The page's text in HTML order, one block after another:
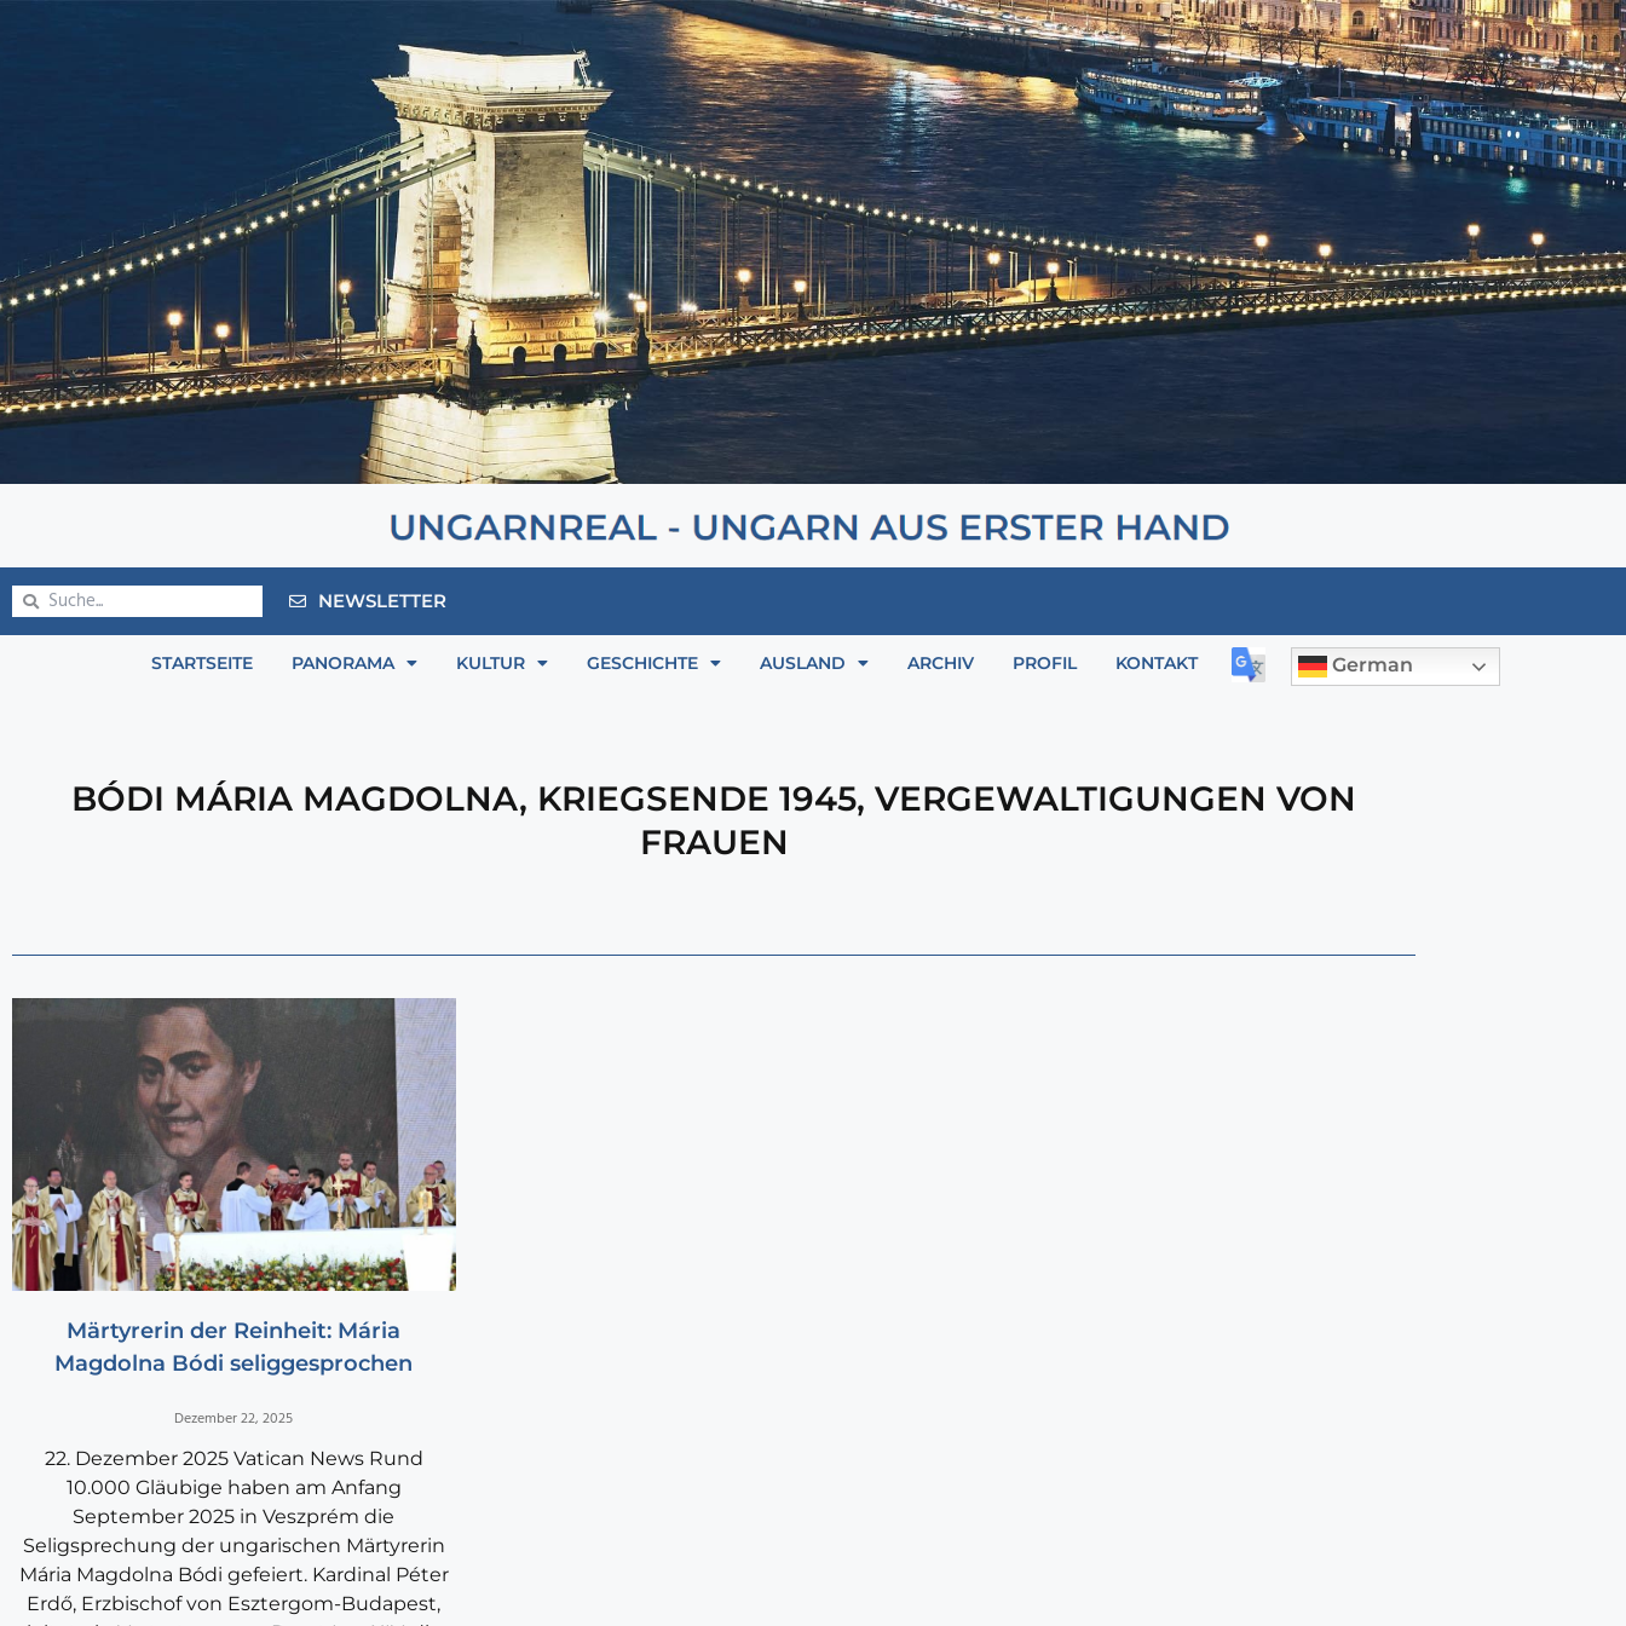
NEWSLETTER
STARTSEITE PANORAMA KULTUR GESCHICHTE AUSLAND ARCHIV PROFIL KONTAKT German
BÓDI MÁRIA MAGDOLNA, KRIEGSENDE 1945, VERGEWALTIGUNGEN VON
FRAUEN
Märtyrerin der Reinheit: Mária
Magdolna Bódi seliggesprochen
Dezember 22, 2025
22. Dezember 2025 Vatican News Rund
10.000 Gläubige haben am Anfang
September 2025 in Veszprém die
Seligsprechung der ungarischen Märtyrerin
Mária Magdolna Bódi gefeiert. Kardinal Péter
Erdő, Erzbischof von Esztergom-Budapest,